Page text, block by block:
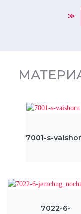
≫
7001-s-
7022-6-